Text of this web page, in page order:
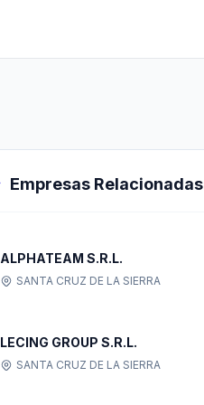
Empresas Relacionadas
ALPHATEAM S.R.L.
SANTA CRUZ DE LA SIERRA
LECING GROUP S.R.L.
SANTA CRUZ DE LA SIERRA